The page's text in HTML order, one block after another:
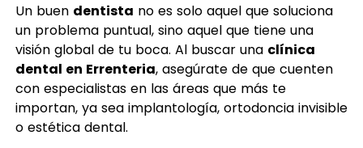
Un buen dentista no es solo aquel que soluciona
un problema puntual, sino aquel que tiene una
visión global de tu boca. Al buscar una clínica
dental en Errenteria, asegúrate de que cuenten
con especialistas en las áreas que más te
importan, ya sea implantología, ortodoncia invisible
o estética dental.